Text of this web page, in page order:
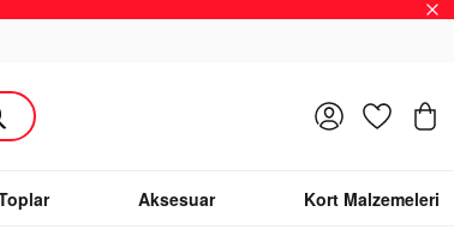
Giriş Yap
Aksesuar Kort Malzemeleri